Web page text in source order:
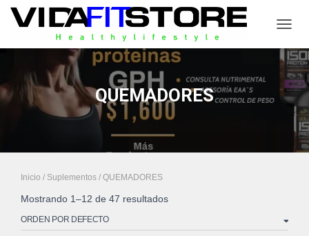
QUEMADORES
Inicio / Suplementos / QUEMADORES
Mostrando 1–12 de 47 resultados